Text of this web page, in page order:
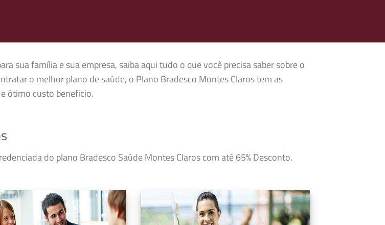
sua família e sua empresa, saiba aqui tudo o que você precisa saber sobre o
o melhor plano de saúde, o Plano Bradesco Montes Claros tem as
ótimo custo beneficio.
do plano Bradesco Saúde Montes Claros com até 65% Desconto.